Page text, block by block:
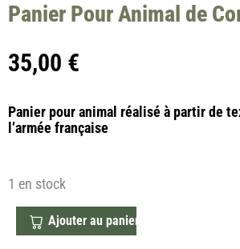
Panier Pour Animal de
35,00 €
Panier pour animal réalisé à partir de
l’armée française
1 en stock
Ajouter au panier